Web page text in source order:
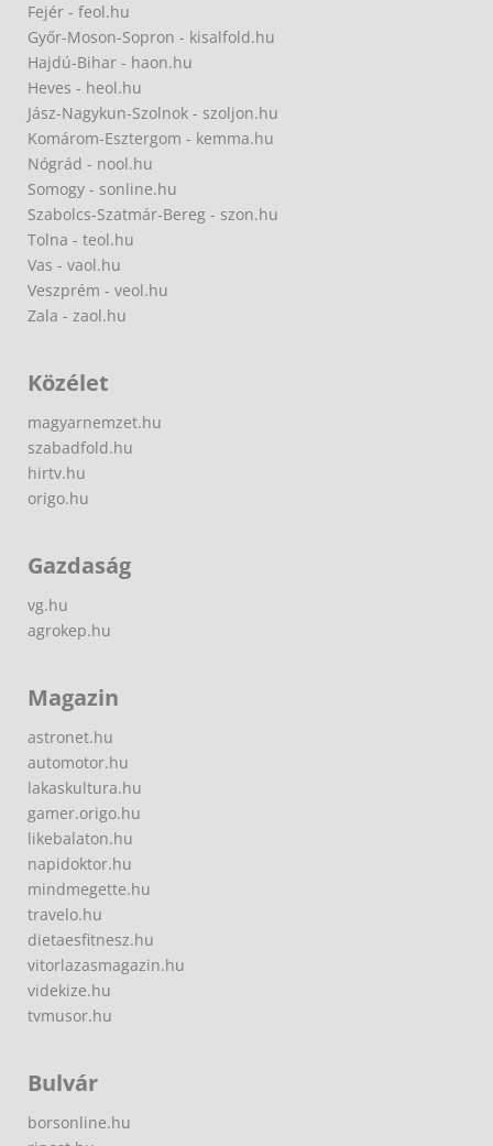
Fejér - feol.hu
Győr-Moson-Sopron - kisalfold.hu
Hajdú-Bihar - haon.hu
Heves - heol.hu
Jász-Nagykun-Szolnok - szoljon.hu
Komárom-Esztergom - kemma.hu
Nógrád - nool.hu
Somogy - sonline.hu
Szabolcs-Szatmár-Bereg - szon.hu
Tolna - teol.hu
Vas - vaol.hu
Veszprém - veol.hu
Zala - zaol.hu
Közélet
magyarnemzet.hu
szabadfold.hu
hirtv.hu
origo.hu
Gazdaság
vg.hu
agrokep.hu
Magazin
astronet.hu
automotor.hu
lakaskultura.hu
gamer.origo.hu
likebalaton.hu
napidoktor.hu
mindmegette.hu
travelo.hu
dietaesfitnesz.hu
vitorlazasmagazin.hu
videkize.hu
tvmusor.hu
Bulvár
borsonline.hu